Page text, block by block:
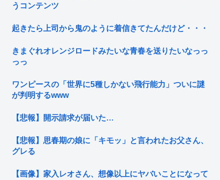
うコンテンツ
起きたら上司から鬼のように着信きてたんだけど・・・
きまぐれオレンジロードみたいな青春を送りたいなっっ
っっ
ワンピースの「世界に5種しかない飛行能力」ついに謎
が判明するwww
【悲報】開示請求が届いた…
【悲報】思春期の娘に「キモッ」と言われたお父さん、
グレる
【画像】家入レオさん、想像以上にヤバいことになって